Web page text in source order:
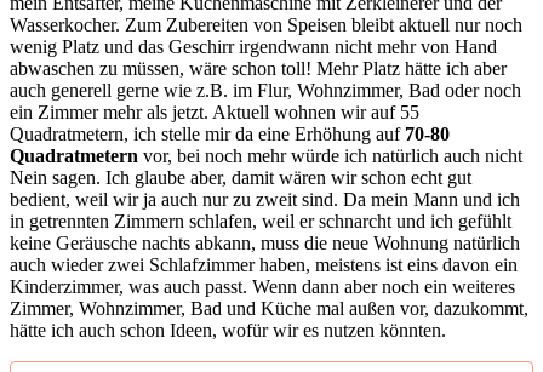
Wasserkocher. Zum Zubereiten von Speisen bleibt aktuell nur noch
wenig Platz und das Geschirr irgendwann nicht mehr von Hand
abwaschen zu müssen, wäre schon toll! Mehr Platz hätte ich aber
auch generell gerne wie z.B. im Flur, Wohnzimmer, Bad oder noch
ein Zimmer mehr als jetzt. Aktuell wohnen wir auf 55
Quadratmetern, ich stelle mir da eine Erhöhung auf 70-80
Quadratmetern vor, bei noch mehr würde ich natürlich auch nicht
Nein sagen. Ich glaube aber, damit wären wir schon echt gut
bedient, weil wir ja auch nur zu zweit sind. Da mein Mann und ich
in getrennten Zimmern schlafen, weil er schnarcht und ich gefühlt
keine Geräusche nachts abkann, muss die neue Wohnung natürlich
auch wieder zwei Schlafzimmer haben, meistens ist eins davon ein
Kinderzimmer, was auch passt. Wenn dann aber noch ein weiteres
Zimmer, Wohnzimmer, Bad und Küche mal außen vor, dazukommt,
hätte ich auch schon Ideen, wofür wir es nutzen könnten.